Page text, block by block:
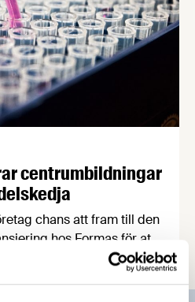
centrumbildningar
chans att fram till den
hos Formas för att
driva tvärvetenskapliga
områden som bidrar till